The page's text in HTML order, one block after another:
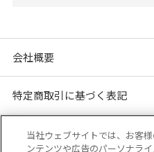
会社概要
特定商取引に基づく表記
個人情報保護方針
当社ウェブサイトでは、お客
ンテンツや広告のパーソナラ